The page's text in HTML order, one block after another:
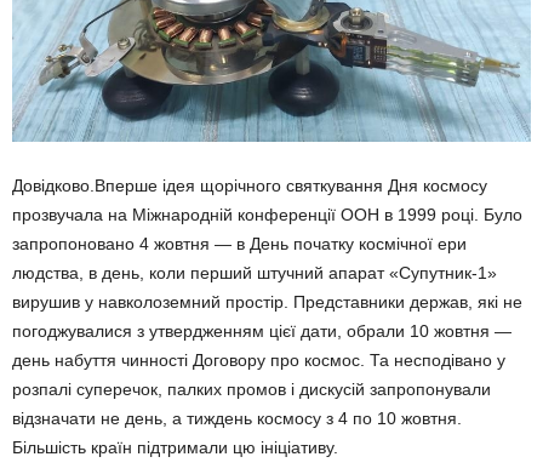
Довідково.Вперше ідея щорічного святкування Дня космосу
прозвучала на Міжнародній конференції ООН в 1999 році. Було
запропоновано 4 жовтня — в День початку космічної ери
людства, в день, коли перший штучний апарат «Супутник-1»
вирушив у навколоземний простір. Представники держав, які не
погоджувалися з утвердженням цієї дати, обрали 10 жовтня —
день набуття чинності Договору про космос. Та несподівано у
розпалі суперечок, палких промов і дискусій запропонували
відзначати не день, а тиждень космосу з 4 по 10 жовтня.
Більшість країн підтримали цю ініціативу.